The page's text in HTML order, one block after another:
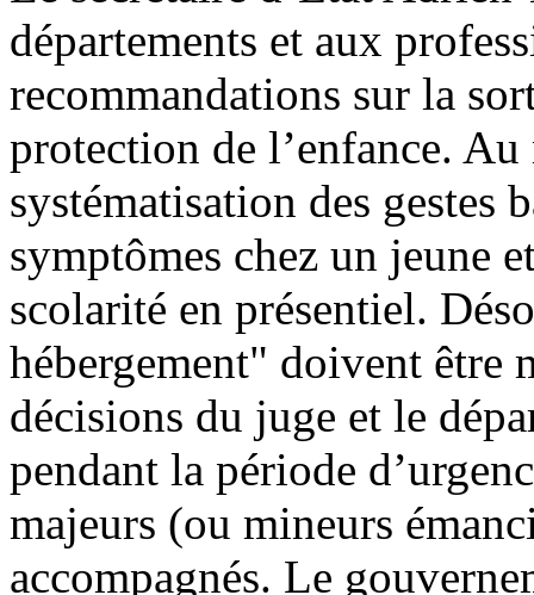
départements et aux
recommandations sur la
protection de l’enfance.
systématisation des gestes
symptômes chez un jeune
scolarité en présentiel.
hébergement" doivent être
décisions du juge et le
pendant la période
majeurs (ou mineurs
accompagnés. Le